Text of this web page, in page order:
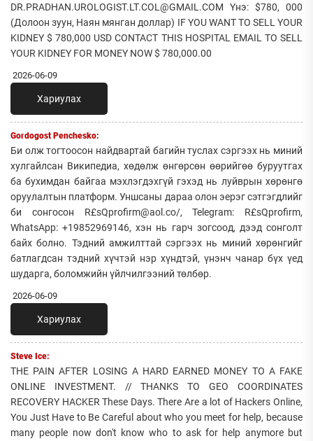
DR.PRADHAN.UROLOGIST.LT.COL@GMAIL.COM Yнэ: $780, 000
(Долоон зуун, Наян мянган доллар) IF YOU WANT TO SELL YOUR
KIDNEY $ 780,000 USD CONTACT THIS HOSPITAL EMAIL TO SELL
YOUR KIDNEY FOR MONEY NOW $ 780,000.00
2026-06-09
Хариулах
Gordogost Penchesko:
Би олж тогтоосон найдвартай багийн туслах сэргээх нь миний
хулгайлсан Википедиа, хөдөлж өнгөрсөн өөрийгөө буруутгах
ба бухимдан байгаа мэхлэгдэхгүй гэхэд нь луйврын хөрөнгө
оруулалтын платформ. Уншсаны дараа олон эерэг сэтгэгдлийг
би сонгосон R£sQprofirm@aol.co/, Telegram: R£sQprofirm,
WhatsApp: +19852969146, хэн нь гарч зогсоод, дээд сонголт
байх болно. Тэдний амжилттай сэргээх нь миний хөрөнгийг
батлагдсан тэдний хүчтэй нэр хүндтэй, үнэнч чанар бүх үед
шударга, боломжийн үйлчилгээний төлбөр.
2026-06-09
Хариулах
Steve Ice:
THE PAIN AFTER LOSING A HARD EARNED MONEY TO A FAKE
ONLINE INVESTMENT. // THANKS TO GEO COORDINATES
RECOVERY HACKER These Days. There Are a lot of Hackers Online,
You Just Have to Be Careful about who you meet for help, because
many people now don't know who to ask for help anymore but